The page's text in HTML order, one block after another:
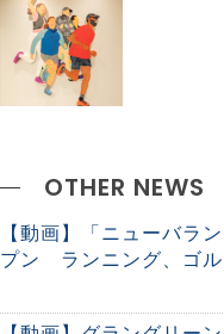
OTHER NEWS
【動画】「ニューバラ
プン ランニング、ゴル